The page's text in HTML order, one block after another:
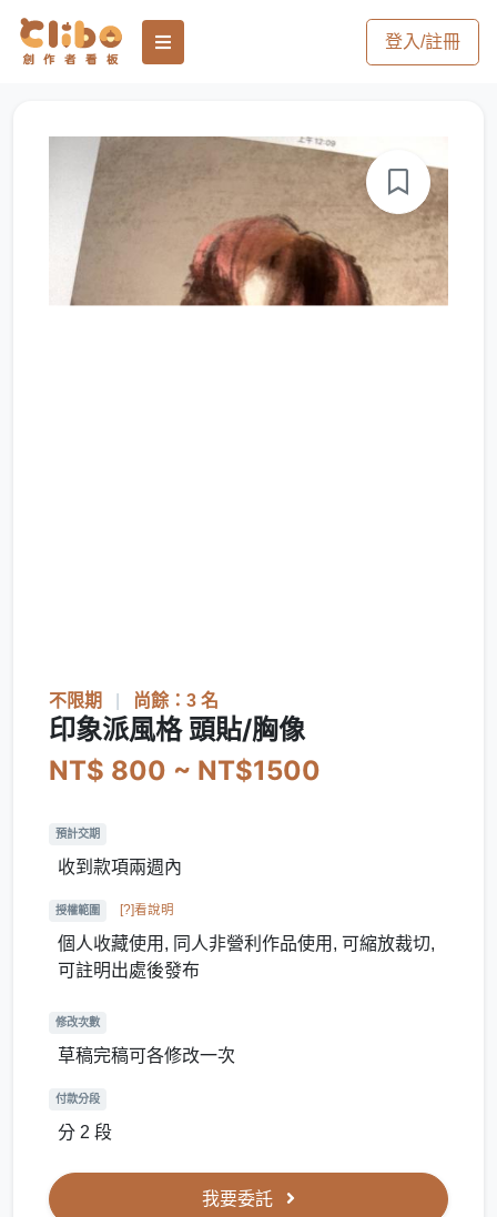
登入/註冊
不限期 尚餘：3 名
印象派風格 頭貼/胸像
NT$ 800 ~ NT$1500
預計交期
收到款項兩週內
授權範圍 [?]看說明
個人收藏使用, 同人非營利作品使用, 可縮放裁切,
可註明出處後發布
修改次數
草稿完稿可各修改一次
付款分段
分 2 段
我要委託